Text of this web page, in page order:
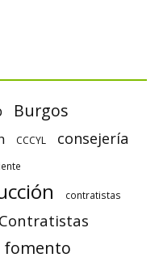
Burgos
CCCYL consejería
contratistas
fomento